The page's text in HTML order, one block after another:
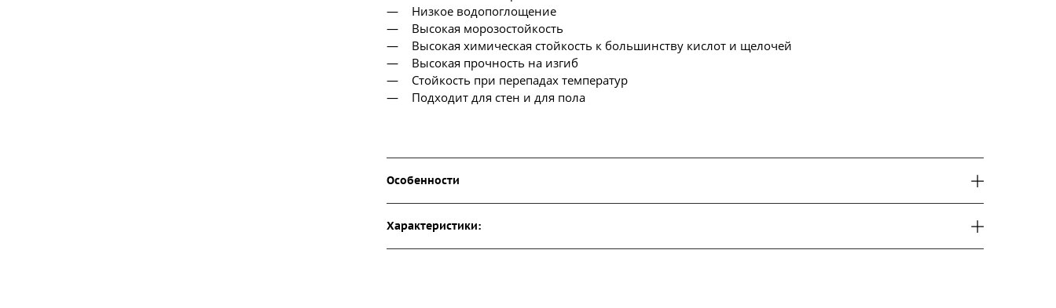
Низкое водопоглощение
Высокая морозостойкость
Высокая химическая стойкость к большинству кислот и щелочей
Высокая прочность на изгиб
Стойкость при перепадах температур
Подходит для стен и для пола
Особенности
Характеристики: